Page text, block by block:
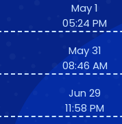
May 1
05:24 PM
May 31
08:46 AM
Jun 29
11:58 PM